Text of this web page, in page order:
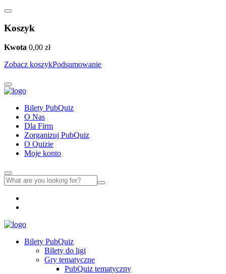
Koszyk
Kwota 0,00 zł
Zobacz koszykPodsumowanie
Bilety PubQuiz
O Nas
Dla Firm
Zorganizuj PubQuiz
O Quizie
Moje konto
Bilety PubQuiz
Bilety do ligi
Gry tematyczne
PubQuiz tematyczny